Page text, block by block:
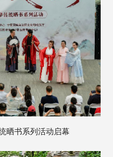
晒书系列活动启幕